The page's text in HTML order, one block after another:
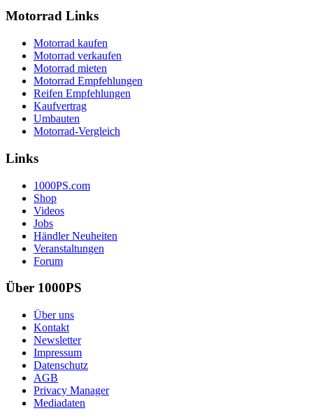
Motorrad Links
Motorrad kaufen
Motorrad verkaufen
Motorrad mieten
Motorrad Empfehlungen
Reifen Empfehlungen
Kaufvertrag
Umbauten
Motorrad-Vergleich
Links
1000PS.com
Shop
Videos
Jobs
Händler Neuheiten
Veranstaltungen
Forum
Über 1000PS
Über uns
Kontakt
Newsletter
Impressum
Datenschutz
AGB
Privacy Manager
Mediadaten